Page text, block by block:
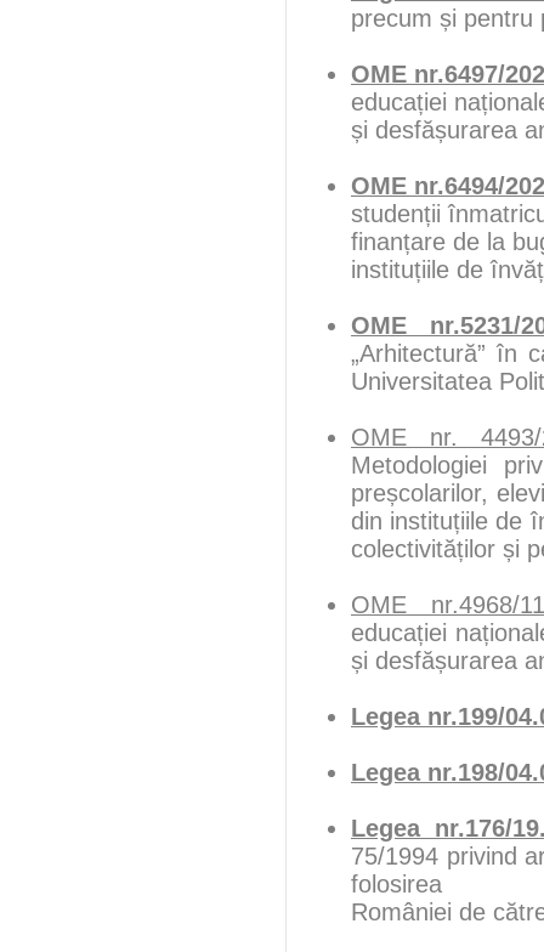
precum și pentru
OME nr.6497/
educației
și desfășurarea
OME nr.6494/
studenții
finanțare de la
instituțiile de
OME nr.5231/
„Arhitectură” în
Universitatea
OME nr.
Metodologiei
preșcolarilor,
din instituțiile de
colectivităților și
OME nr.4968/
educației
și desfășurarea
Legea nr.199/
Legea nr.198/
Legea nr.176/
75/1994 privind
României de